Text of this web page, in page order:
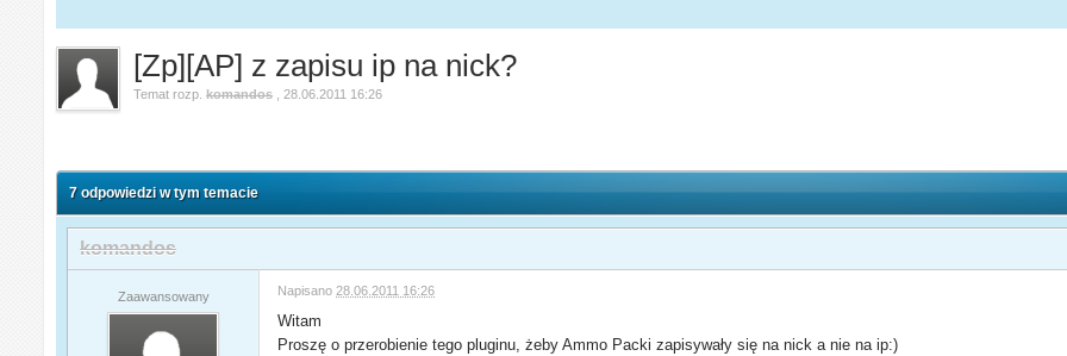
[Zp][AP] z zapisu ip na nick?
Temat rozp.komandos 28.06.2011 16:26
7 odpowiedzi w tym temacie
komandos
Zaawansowany Napisano 28.06.2011 16:26
Witam
Proszę o przerobienie tego pluginu, żeby Ammo Packi zapisywały się na nick a nie na ip:)